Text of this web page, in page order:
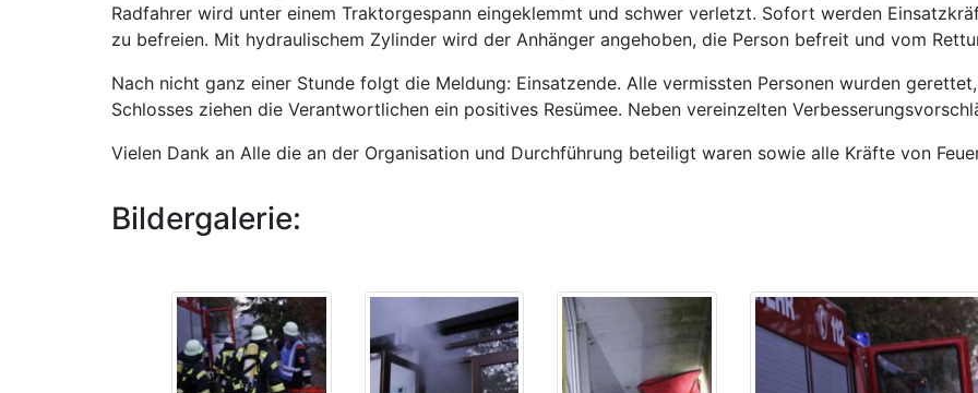
Radfahrer wird unter einem Traktorgespann eingeklemmt und schwer verletzt. Sofort werden
zu befreien. Mit hydraulischem Zylinder wird der Anhänger angehoben, die Person befreit und vom
Nach nicht ganz einer Stunde folgt die Meldung: Einsatzende. Alle vermissten Personen wurden
Schlosses ziehen die Verantwortlichen ein positives Resümee. Neben vereinzelten
Vielen Dank an Alle die an der Organisation und Durchführung beteiligt waren sowie alle Kräfte von
Bildergalerie: